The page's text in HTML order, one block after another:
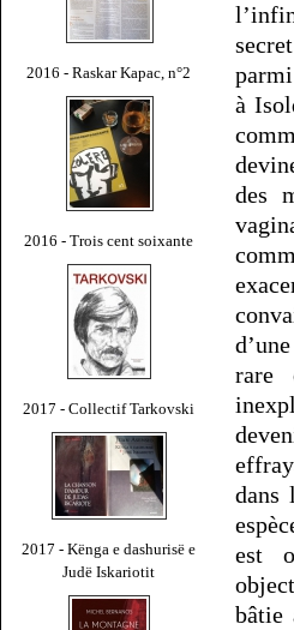
2016 - Raskar Kapac, n°2
2016 - Trois cent soixante
2017 - Collectif Tarkovski
2017 - Kënga e dashurisë e
Judë Iskariotit
à
des
rare
dans
est
bâtie